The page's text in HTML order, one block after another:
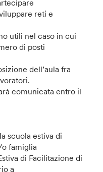
reti e
utili nel caso in cui
di posti
dell’aula fra
comunicata entro il
scuola estiva di
famiglia
di Facilitazione di
a